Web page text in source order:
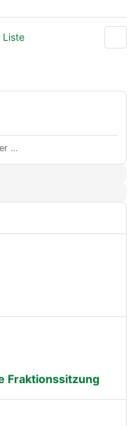
Liste
…
Fraktionssitzung